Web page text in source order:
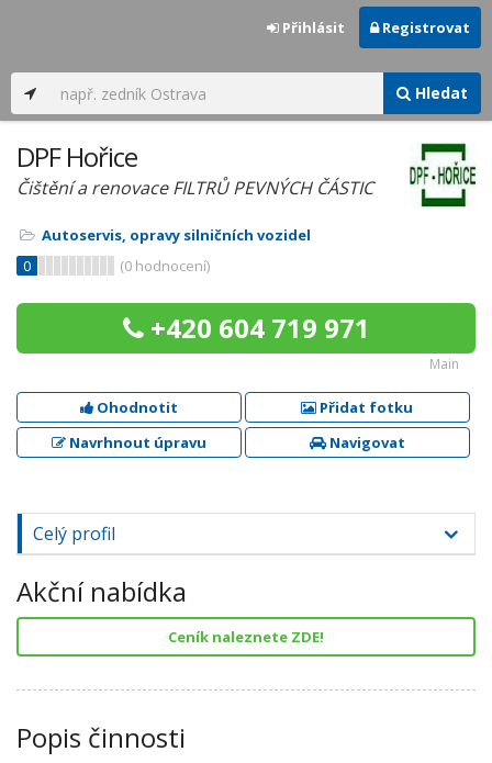
Hledat
Přihlásit Registrovat
DPF Hořice
Čištění a renovace FILTRŮ PEVNÝCH ČÁSTIC
Autoservis, opravy silničních vozidel
0
(0 hodnocení)
+420 604 719 971
Main
Ohodnotit
Přidat fotku
Navrhnout úpravu
Navigovat
Celý profil
Akční nabídka
Ceník naleznete ZDE!
Popis činnosti